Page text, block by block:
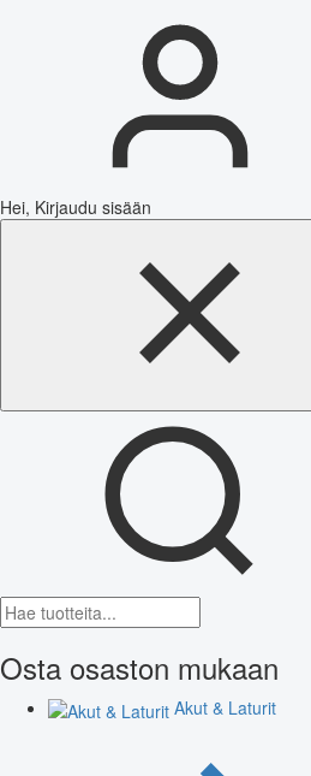
Hei, Kirjaudu sisään
Osta osaston mukaan
Akut & Laturit